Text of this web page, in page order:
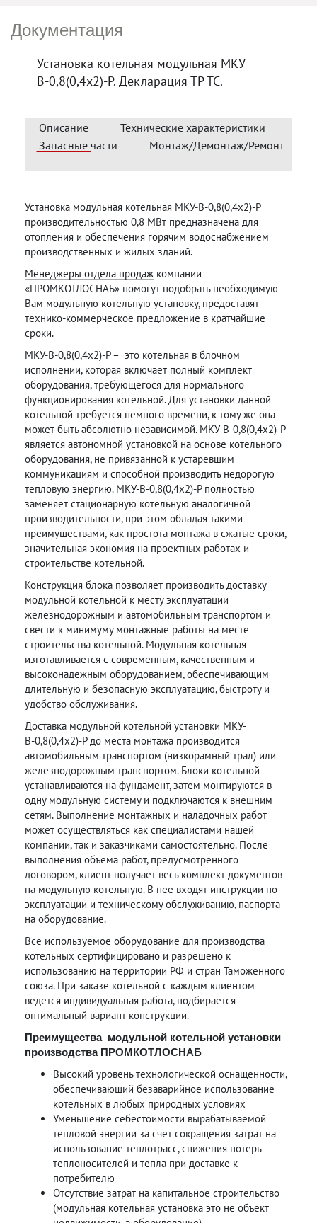
Документация
Установка котельная модульная МКУ-
В-0,8(0,4х2)-Р. Декларация ТР ТС.
Описание
Технические характеристики
Запасные части
Монтаж/Демонтаж/Ремонт
Установка модульная котельная МКУ-В-0,8(0,4х2)-Р
производительностью 0,8 МВт предназначена для
отопления и обеспечения горячим водоснабжением
производственных и жилых зданий.
Менеджеры отдела продаж компании
«ПРОМКОТЛОСНАБ» помогут подобрать необходимую
Вам модульную котельную установку, предоставят
технико-коммерческое предложение в кратчайшие
сроки.
МКУ-В-0,8(0,4х2)-Р – это котельная в блочном
исполнении, которая включает полный комплект
оборудования, требующегося для нормального
функционирования котельной. Для установки данной
котельной требуется немного времени, к тому же она
может быть абсолютно независимой. МКУ-В-0,8(0,4х2)-Р
является автономной установкой на основе котельного
оборудования, не привязанной к устаревшим
коммуникациям и способной производить недорогую
тепловую энергию. МКУ-В-0,8(0,4х2)-Р полностью
заменяет стационарную котельную аналогичной
производительности, при этом обладая такими
преимуществами, как простота монтажа в сжатые сроки,
значительная экономия на проектных работах и
строительстве котельной.
Конструкция блока позволяет производить доставку
модульной котельной к месту эксплуатации
железнодорожным и автомобильным транспортом и
свести к минимуму монтажные работы на месте
строительства котельной. Модульная котельная
изготавливается с современным, качественным и
высоконадежным оборудованием, обеспечивающим
длительную и безопасную эксплуатацию, быстроту и
удобство обслуживания.
Доставка модульной котельной установки МКУ-
В-0,8(0,4х2)-Р до места монтажа производится
автомобильным транспортом (низкорамный трал) или
железнодорожным транспортом. Блоки котельной
устанавливаются на фундамент, затем монтируются в
одну модульную систему и подключаются к внешним
сетям. Выполнение монтажных и наладочных работ
может осуществляться как специалистами нашей
компании, так и заказчиками самостоятельно. После
выполнения объема работ, предусмотренного
договором, клиент получает весь комплект документов
на модульную котельную. В нее входят инструкции по
эксплуатации и техническому обслуживанию, паспорта
на оборудование.
Все используемое оборудование для производства
котельных сертифицировано и разрешено к
использованию на территории РФ и стран Таможенного
союза. При заказе котельной с каждым клиентом
ведется индивидуальная работа, подбирается
оптимальный вариант конструкции.
Преимущества модульной котельной установки
производства ПРОМКОТЛОСНАБ
Высокий уровень технологической оснащенности,
обеспечивающий безаварийное использование
котельных в любых природных условиях
Уменьшение себестоимости вырабатываемой
тепловой энергии за счет сокращения затрат на
использование теплотрасс, снижения потерь
теплоносителей и тепла при доставке к
потребителю
Отсутствие затрат на капитальное строительство
(модульная котельная установка это не объект